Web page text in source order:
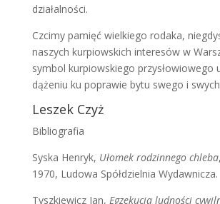
działalności.
Czcimy pamięć wielkiego rodaka,
naszych kurpiowskich interesów w
symbol kurpiowskiego przysłowiowego
dążeniu ku poprawie bytu swego i
Leszek Czyż
Bibliografia
Syska Henryk, Ułomek rodzinnego chleba
1970, Ludowa Spółdzielnia Wydawnicza.
Tyszkiewicz Jan, Egzekucja ludności